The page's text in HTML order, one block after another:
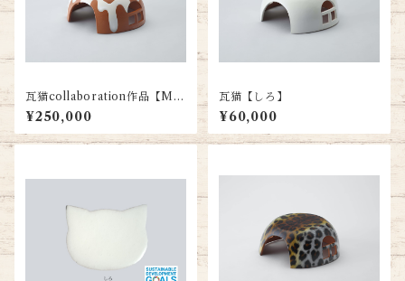
瓦猫collaboration作品【MI
LK】限定品
¥250,000
瓦猫【しろ】
¥60,000